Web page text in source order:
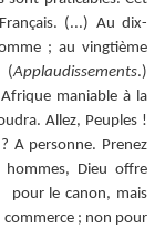
(...) Au dix-
; au vingtième
(Applaudissements.)
maniable à la
Allez, Peuples !
A personne. Prenez
Dieu offre
pour le canon, mais
commerce ; non pour